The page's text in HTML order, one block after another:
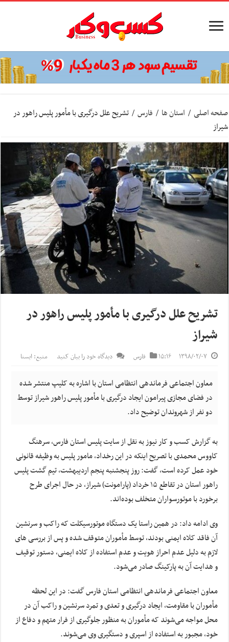
صفحه اصلی / استان ها / فارس / تشریح علل درگیری با مأمور پلیس راهور در
شیراز
تشریح علل درگیری با مأمور پلیس راهور در
شیراز
۱۳۹۸/۰۲/۰۷ ۱۵:۱۶ فارس دیدگاه خود را بیان کنید منبع: ایسنا
معاون اجتماعی فرماندهی انتظامی استان با اشاره به کلیپ منتشر شده
در فضای مجازی پیرامون ایجاد درگیری با مأمور پلیس راهور شیراز توسط
دو نفر از شهروندان توضیح داد.
به گزارش کسب و کار نیوز به نقل از سایت پلیس استان فارس، سرهنگ
کاووس محمدی با تصریح اینکه در این رخداد، مامور پلیس به وظیفه قانونی
خود عمل کرده است، گفت: روز پنجشنبه پنجم اردیبهشت، تیم گشت پلیس
راهور استان در تقاطع ۱۵ خرداد (پارامونت) شیراز، در حال اجرای طرح
برخورد با موتورسواران متخلف بوده‌اند.
وی ادامه داد: در همین راستا یک دستگاه موتورسیکلت که راکب و سرنشین
آن فاقد کلاه ایمنی بودند، توسط مأموران متوقف شده و پس از بررسی های
لازم به دلیل عدم احراز هویت و عدم استفاده از کلاه ایمنی، دستور توقیف
و هدایت آن به پارکینگ صادر می‌شود.
معاون اجتماعی فرماندهی انتظامی استان فارس گفت: در این لحظه
مأموران با مقاومت، ‌ایجاد درگیری و تعدی و تمرد سرنشین و راکب آن در
محل مواجه می‌شوند که مأموران به منظور جلوگیری از فرار متهم و دفاع از
خود، مجبور به استفاده از اسپری و دستگیری وی می‌شوند.